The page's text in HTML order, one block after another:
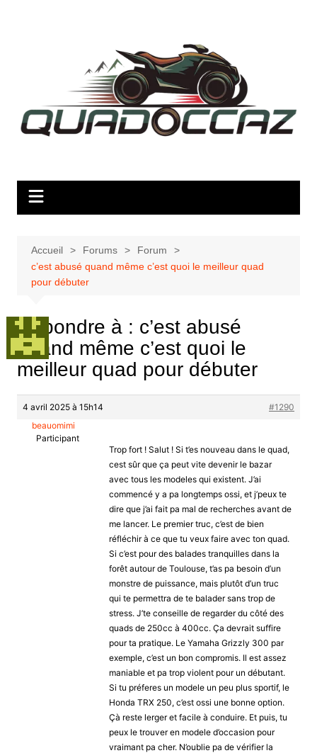
Accueil Forums
Forum
c’est abusé quand même c’est quoi le meilleur quad
pour débuter
Répondre à : c’est abusé
quand même c’est quoi le
meilleur quad pour débuter
4 avril 2025 à 15h14
#1290
beauomimi
Participant
Trop fort ! Salut ! Si t’es nouveau dans le quad,
cest sûr que ça peut vite devenir le bazar
avec tous les modeles qui existent. J’ai
commencé y a pa longtemps ossi, et j’peux te
dire que j’ai fait pa mal de recherches avant de
me lancer. Le premier truc, c’est de bien
réfléchir à ce que tu veux faire avec ton quad.
Si c’est pour des balades tranquilles dans la
forêt autour de Toulouse, t’as pa besoin d’un
monstre de puissance, mais plutôt d’un truc
qui te permettra de te balader sans trop de
stress. J’te conseille de regarder du côté des
quads de 250cc à 400cc. Ça devrait suffire
pour ta pratique. Le Yamaha Grizzly 300 par
exemple, c’est un bon compromis. Il est assez
maniable et pa trop violent pour un débutant.
Si tu préferes un modele un peu plus sportif, le
Honda TRX 250, c’est ossi une bonne option.
Çà reste lerger et facile à conduire. Et puis, tu
peux le trouver en modele d’occasion pour
vraimant pa cher. N’oublie pa de vérifier la